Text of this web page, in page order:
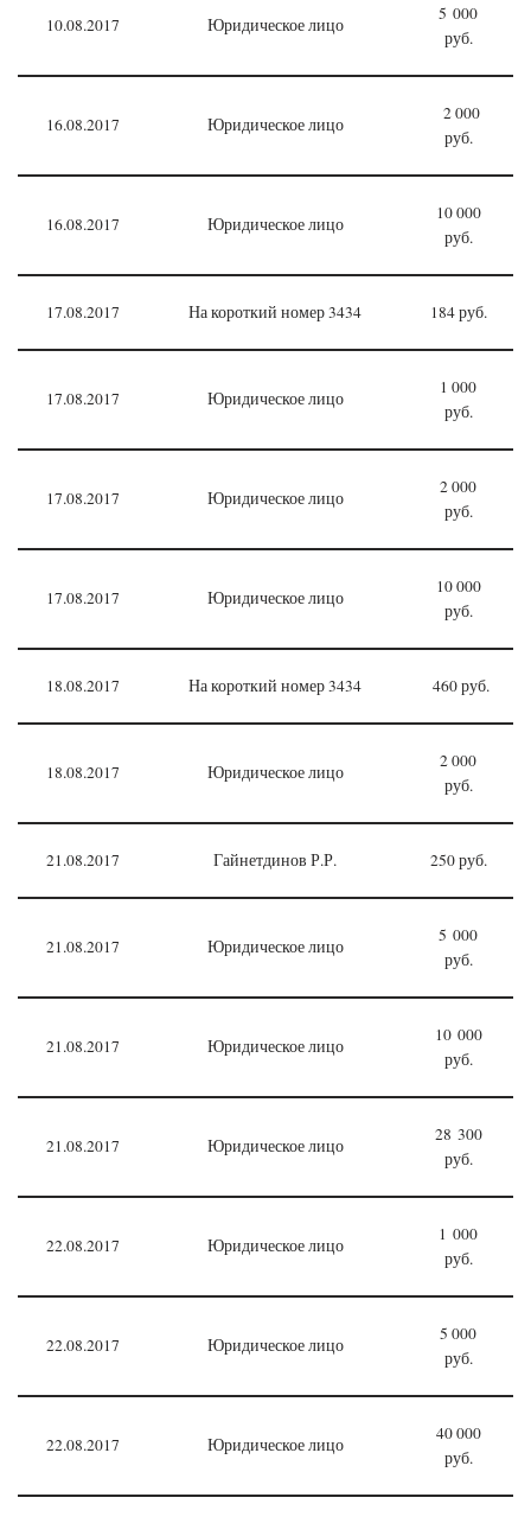
10.08.2017 Юридическое лицо
5 000
руб.
16.08.2017 Юридическое лицо
2 000
руб.
16.08.2017 Юридическое лицо
10 000
руб.
17.08.2017 На короткий номер 3434 184 руб.
17.08.2017 Юридическое лицо
1 000
руб.
17.08.2017 Юридическое лицо
2 000
руб.
17.08.2017 Юридическое лицо
10 000
руб.
18.08.2017 На короткий номер 3434 460 руб.
18.08.2017 Юридическое лицо
2 000
руб.
21.08.2017 Гайнетдинов Р.Р. 250 руб.
21.08.2017 Юридическое лицо
5 000
руб.
21.08.2017 Юридическое лицо
10 000
руб.
21.08.2017 Юридическое лицо
28 300
руб.
22.08.2017 Юридическое лицо
1 000
руб.
22.08.2017 Юридическое лицо
5 000
руб.
22.08.2017 Юридическое лицо
40 000
руб.